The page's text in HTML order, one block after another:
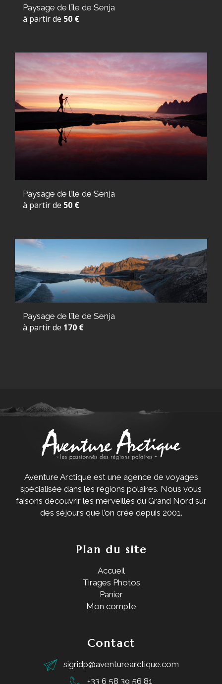
Paysage de l’île de Senja
à partir de 50 €
Paysage de l’île de Senja
à partir de 50 €
Paysage de l’île de Senja
à partir de 170 €
Aventure Arctique est une agence de voyages
spécialisée dans les régions polaires. Nous vous
faisons découvrir les merveilles du Grand Nord sur
des séjours que l’on crée depuis 2001.
Plan du site
Accueil
Tirages Photos
Panier
Mon compte
Contact
sigridp@aventurearctique.com
+33 6 58 39 56 81